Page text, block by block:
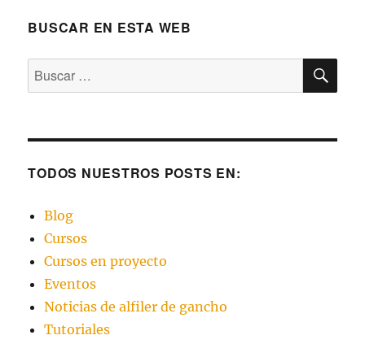
BUSCAR EN ESTA WEB
Buscar
por:
TODOS NUESTROS POSTS EN:
Blog
Cursos
Cursos en proyecto
Eventos
Noticias de alfiler de gancho
Tutoriales